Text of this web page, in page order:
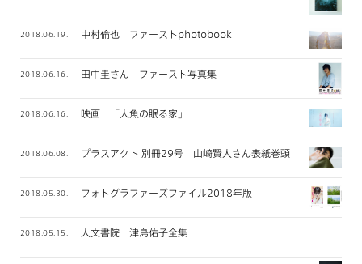
2018.06.19. 中村倫也 ファーストphotobook
2018.06.16. 田中圭さん ファースト写真集
2018.06.16. 映画 「人魚の眠る家」
2018.06.08. プラスアクト 別冊29号 山崎賢人さん表紙巻頭
2018.05.30. フォトグラファーズファイル2018年版
2018.05.15. 人文書院 津島佑子全集